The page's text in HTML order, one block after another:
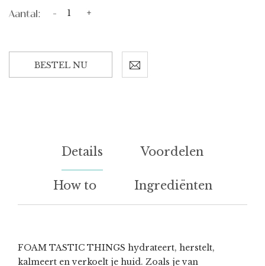
Aantal: - +
BESTEL NU
Details Voordelen
How to Ingrediënten
FOAM TASTIC THINGS hydrateert, herstelt,
kalmeert en verkoelt je huid. Zoals je van